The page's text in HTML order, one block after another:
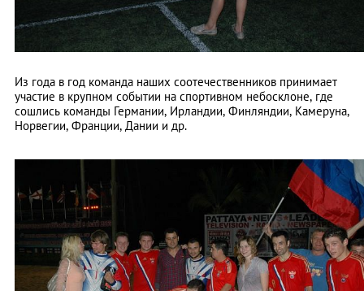
Из года в год команда наших соотечественников принимает
участие в крупном событии на спортивном небосклоне, где
сошлись команды Германии, Ирландии, Финляндии, Камеруна,
Норвегии, Франции, Дании и др.